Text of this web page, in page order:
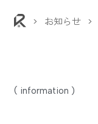
> お知らせ >
( information )